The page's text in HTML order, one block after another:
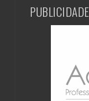
PUBLICIDADE